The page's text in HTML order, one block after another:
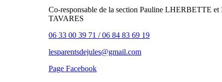
Co-responsable de la section Pauline LHERBETTE et
TAVARES
06 33 00 39 71 / 06 84 83 69 19
lesparentsdejules@gmail.com
Page Facebook